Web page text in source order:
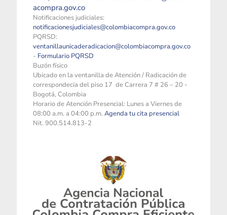
acompra.gov.co
Notificaciones judiciales:
notificacionesjudiciales@colombiacompra.gov.co
PQRSD:
ventanillaunicaderadicacion@colombiacompra.gov.co
- Formulario PQRSD
Buzón físico
Ubicado en la ventanilla de Atención / Radicación de
correspondecia del piso 17 de Carrera 7 # 26 – 20 -
Bogotá, Colombia
Horario de Atención Presencial: Lunes a Viernes de
08:00 a.m. a 04:00 p.m. Agenda tu cita presencial
Nit. 900.514.813-2